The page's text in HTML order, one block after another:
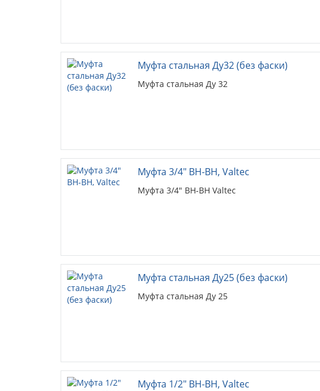
Муфта стальная Ду32 (без фаски)
Муфта стальная Ду 32
Муфта 3/4" ВН-ВН, Valtec
Муфта 3/4" ВН-ВН Valtec
Муфта стальная Ду25 (без фаски)
Муфта стальная Ду 25
Муфта 1/2" ВН-ВН, Valtec